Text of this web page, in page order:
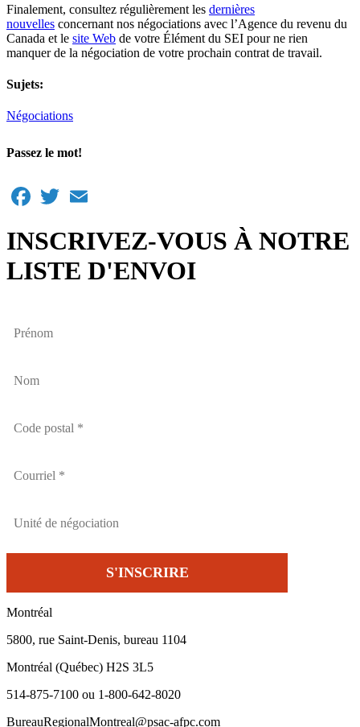
Finalement, consultez régulièrement les dernières
nouvelles concernant nos négociations avec l’Agence du revenu du
Canada et le site Web de votre Élément du SEI pour ne rien
manquer de la négociation de votre prochain contrat de travail.
Sujets:
Négociations
Passez le mot!
Facebook
Twitter
INSCRIVEZ-VOUS À NOTRE
LISTE D'ENVOI
Montréal
5800, rue Saint-Denis, bureau 1104
Montréal (Québec) H2S 3L5
514-875-7100 ou 1-800-642-8020
BureauRegionalMontreal@psac-afpc.com